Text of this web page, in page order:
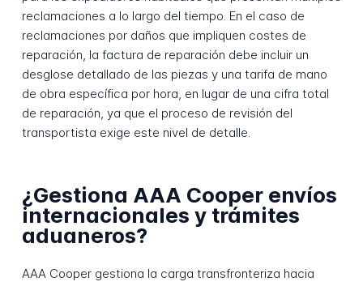
reclamaciones a lo largo del tiempo. En el caso de
reclamaciones por daños que impliquen costes de
reparación, la factura de reparación debe incluir un
desglose detallado de las piezas y una tarifa de mano
de obra específica por hora, en lugar de una cifra total
de reparación, ya que el proceso de revisión del
transportista exige este nivel de detalle.
¿Gestiona AAA Cooper envíos
internacionales y trámites
aduaneros?
AAA Cooper gestiona la carga transfronteriza hacia